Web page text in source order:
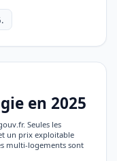
en 2025
Seules les
un prix exploitable
multi-logements sont